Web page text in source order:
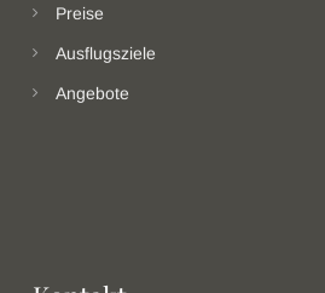
Preise
Ausflugsziele
Angebote